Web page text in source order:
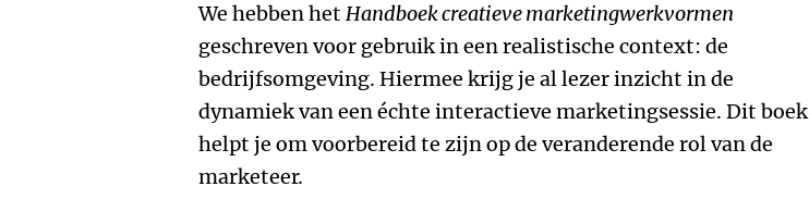
We hebben het Handboek creatieve marketingwerkvormen
geschreven voor gebruik in een realistische context: de
bedrijfsomgeving. Hiermee krijg je al lezer inzicht in de
dynamiek van een échte interactieve marketingsessie. Dit boek
helpt je om voorbereid te zijn op de veranderende rol van de
marketeer.